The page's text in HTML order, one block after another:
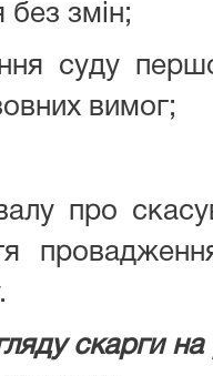
змін;
суду
вимог;
про
скарги на